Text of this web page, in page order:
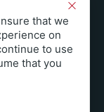
that we
on
to use
that you